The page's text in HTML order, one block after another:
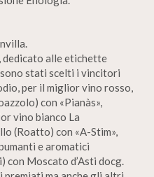
dedicato alle etichette
stati scelti i vincitori
per il miglior vino rosso,
con «Pianàs»,
vino bianco La
(Roatto) con «A-Stim»,
e aromatici
con Moscato d’Asti docg.